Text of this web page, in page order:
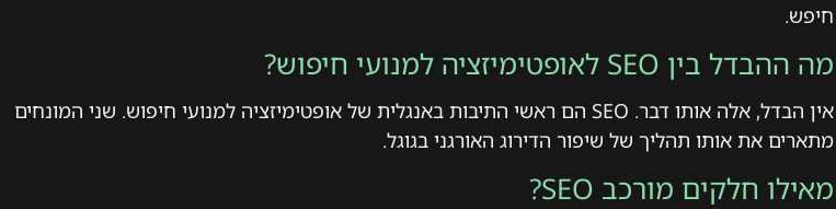
חיפש.
מה ההבדל בין SEO לאופטימיזציה למנועי חיפוש?
אין הבדל, אלה אותו דבר. SEO הם ראשי התיבות באנגלית של אופטימיזציה למנועי חיפוש. שני המונחים
מתארים את אותו תהליך של שיפור הדירוג האורגני בגוגל.
מאילו חלקים מורכב SEO?